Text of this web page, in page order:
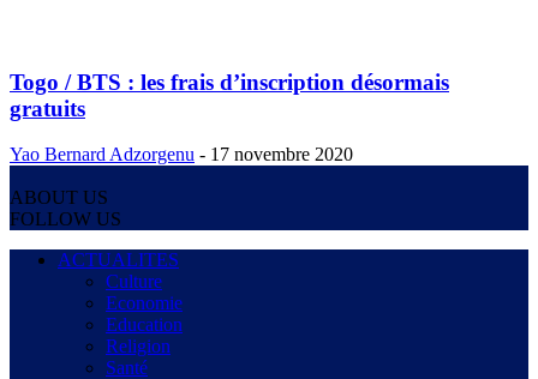
Togo / BTS : les frais d’inscription désormais
gratuits
Yao Bernard Adzorgenu - 17 novembre 2020
ABOUT US
FOLLOW US
ACTUALITES
Culture
Economie
Education
Religion
Santé